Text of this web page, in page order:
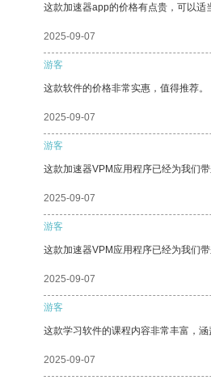
这款加速器app的价格有点贵，可以适
2025-09-07
游客
这款软件的价格非常实惠，值得推荐。
2025-09-07
游客
这款加速器VPM应用程序已经为我们
2025-09-07
游客
这款加速器VPM应用程序已经为我们
2025-09-07
游客
这款学习软件的课程内容非常丰富，
2025-09-07